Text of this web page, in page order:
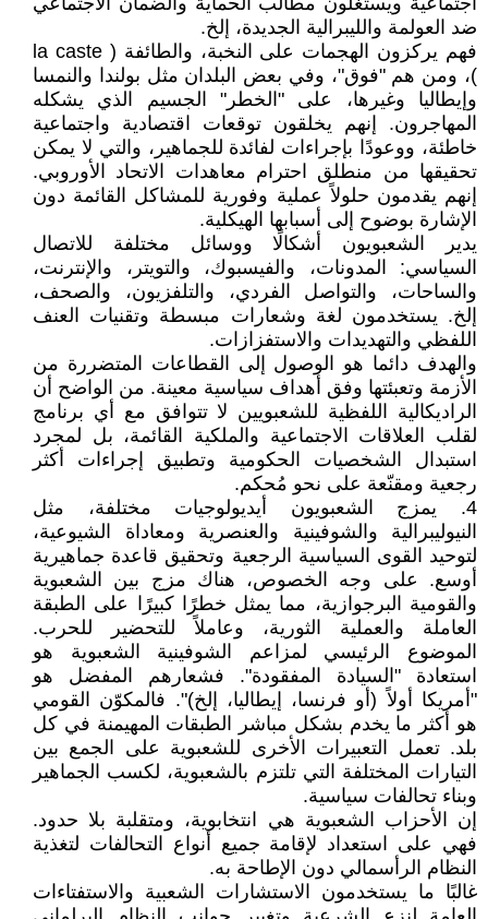
ضد العولمة والليبرالية الجديدة، إلخ.
فهم يركزون الهجمات على النخبة، والطائفة ( la caste
)، ومن هم "فوق"، وفي بعض البلدان مثل بولندا والنمسا
وإيطاليا وغيرها، على "الخطر" الجسيم الذي يشكله
المهاجرون. إنهم يخلقون توقعات اقتصادية واجتماعية
خاطئة، ووعودًا بإجراءات لفائدة للجماهير، والتي لا يمكن
تحقيقها من منطلق احترام معاهدات الاتحاد الأوروبي.
إنهم يقدمون حلولاً عملية وفورية للمشاكل القائمة دون
الإشارة بوضوح إلى أسبابها الهيكلية.
يدير الشعبويون أشكالًا ووسائل مختلفة للاتصال
السياسي: المدونات، والفيسبوك، والتويتر، والإنترنت،
والساحات، والتواصل الفردي، والتلفزيون، والصحف،
إلخ. يستخدمون لغة وشعارات مبسطة وتقنيات العنف
اللفظي والتهديدات والاستفزازات.
والهدف دائما هو الوصول إلى القطاعات المتضررة من
الأزمة وتعبئتها وفق أهداف سياسية معينة. من الواضح أن
الراديكالية اللفظية للشعبويين لا تتوافق مع أي برنامج
لقلب العلاقات الاجتماعية والملكية القائمة، بل لمجرد
استبدال الشخصيات الحكومية وتطبيق إجراءات أكثر
رجعية ومقنّعة على نحو مُحكم.
4. يمزج الشعبويون أيديولوجيات مختلفة، مثل
النيوليبرالية والشوفينية والعنصرية ومعاداة الشيوعية،
لتوحيد القوى السياسية الرجعية وتحقيق قاعدة جماهيرية
أوسع. على وجه الخصوص، هناك مزج بين الشعبوية
والقومية البرجوازية، مما يمثل خطرًا كبيرًا على الطبقة
العاملة والعملية الثورية، وعاملاً للتحضير للحرب.
الموضوع الرئيسي لمزاعم الشوفينية الشعبوية هو
استعادة "السيادة المفقودة". فشعارهم المفضل هو
"أمريكا أولاً (أو فرنسا، إيطاليا، إلخ)". فالمكوّن القومي
هو أكثر ما يخدم بشكل مباشر الطبقات المهيمنة في كل
بلد. تعمل التعبيرات الأخرى للشعبوية على الجمع بين
التيارات المختلفة التي تلتزم بالشعبوية، لكسب الجماهير
وبناء تحالفات سياسية.
إن الأحزاب الشعبوية هي انتخابوية، ومتقلبة بلا حدود.
فهي على استعداد لإقامة جميع أنواع التحالفات لتغذية
النظام الرأسمالي دون الإطاحة به.
غالبًا ما يستخدمون الاستشارات الشعبية والاستفتاءات